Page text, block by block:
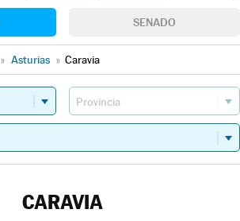
SENADO
» Asturias » Caravia
CARAVIA